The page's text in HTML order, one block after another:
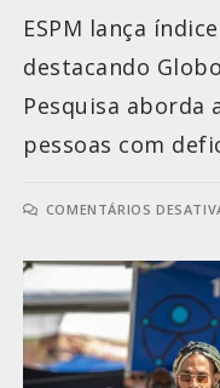
ESPM lança
destacando
Pesquisa aborda
pessoas com
COMENTÁRIOS